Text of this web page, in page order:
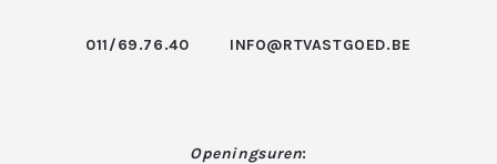
011/69.76.40 INFO@RTVASTGOED.BE
Openingsuren: